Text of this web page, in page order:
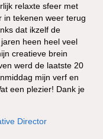
relaxte sfeer met
in tekenen weer terug
dat ikzelf de
heen heel veel
creatieve brein
werd de laatste 20
mijn verf en
een plezier! Dank je
Director